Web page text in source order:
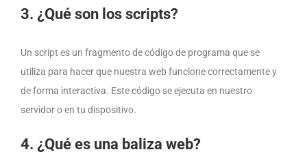
3. ¿Qué son los scripts?
Un script es un fragmento de código de programa que se
utiliza para hacer que nuestra web funcione correctamente y
de forma interactiva. Este código se ejecuta en nuestro
servidor o en tu dispositivo.
4. ¿Qué es una baliza web?